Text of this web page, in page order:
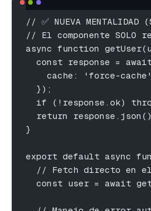
// ✅ NUEVA MENTALIDAD
// El componente
async function
const response =
cache: 'force-
  });
if (!response.ok)
return
}
export default async
// Fetch directo en
const user = await